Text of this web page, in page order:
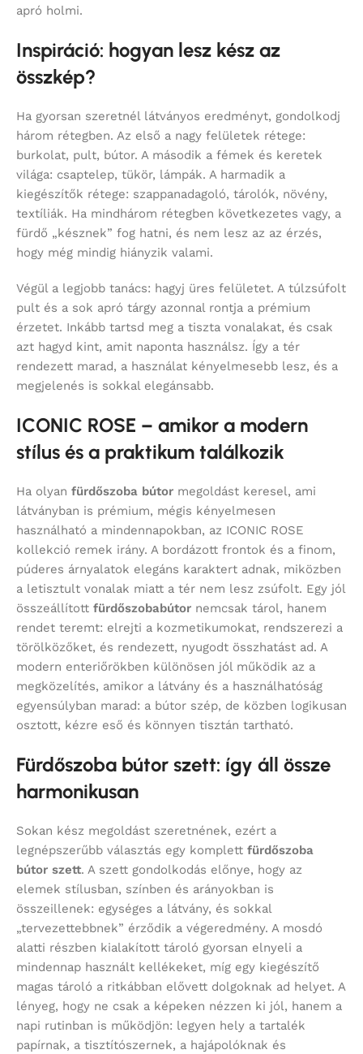
apró holmi.
Inspiráció: hogyan lesz kész az
összkép?
Ha gyorsan szeretnél látványos eredményt, gondolkodj
három rétegben. Az első a nagy felületek rétege:
burkolat, pult, bútor. A második a fémek és keretek
világa: csaptelep, tükör, lámpák. A harmadik a
kiegészítők rétege: szappanadagoló, tárolók, növény,
textíliák. Ha mindhárom rétegben következetes vagy, a
fürdő „késznek” fog hatni, és nem lesz az az érzés,
hogy még mindig hiányzik valami.
Végül a legjobb tanács: hagyj üres felületet. A túlzsúfolt
pult és a sok apró tárgy azonnal rontja a prémium
érzetet. Inkább tartsd meg a tiszta vonalakat, és csak
azt hagyd kint, amit naponta használsz. Így a tér
rendezett marad, a használat kényelmesebb lesz, és a
megjelenés is sokkal elegánsabb.
ICONIC ROSE – amikor a modern
stílus és a praktikum találkozik
Ha olyan fürdőszoba bútor megoldást keresel, ami
látványban is prémium, mégis kényelmesen
használható a mindennapokban, az ICONIC ROSE
kollekció remek irány. A bordázott frontok és a finom,
púderes árnyalatok elegáns karaktert adnak, miközben
a letisztult vonalak miatt a tér nem lesz zsúfolt. Egy jól
összeállított fürdőszobabútor nemcsak tárol, hanem
rendet teremt: elrejti a kozmetikumokat, rendszerezi a
törölközőket, és rendezett, nyugodt összhatást ad. A
modern enteriőrökben különösen jól működik az a
megközelítés, amikor a látvány és a használhatóság
egyensúlyban marad: a bútor szép, de közben logikusan
osztott, kézre eső és könnyen tisztán tartható.
Fürdőszoba bútor szett: így áll össze
harmonikusan
Sokan kész megoldást szeretnének, ezért a
legnépszerűbb választás egy komplett fürdőszoba
bútor szett. A szett gondolkodás előnye, hogy az
elemek stílusban, színben és arányokban is
összeillenek: egységes a látvány, és sokkal
„tervezettebbnek” érződik a végeredmény. A mosdó
alatti részben kialakított tároló gyorsan elnyeli a
mindennap használt kellékeket, míg egy kiegészítő
magas tároló a ritkábban elővett dolgoknak ad helyet. A
lényeg, hogy ne csak a képeken nézzen ki jól, hanem a
napi rutinban is működjön: legyen hely a tartalék
papírnak, a tisztítószernek, a hajápolóknak és